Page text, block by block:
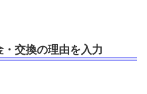
・交換の理由を入力